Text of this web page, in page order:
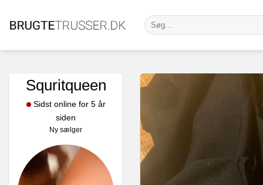
Søg
efter:
Squritqueen
Sidst online for 5 år
siden
Ny sælger